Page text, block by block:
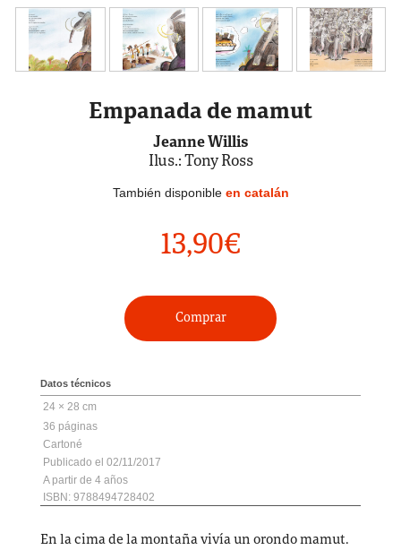
Empanada de mamut
Jeanne Willis
Ilus.: Tony Ross
También disponible en catalán
13,90€
Comprar
Datos técnicos
24 × 28 cm
36
Cartoné
02/11/2017
4
ISBN: 9788494728402
En la cima de la montaña vivía un orondo mamut.